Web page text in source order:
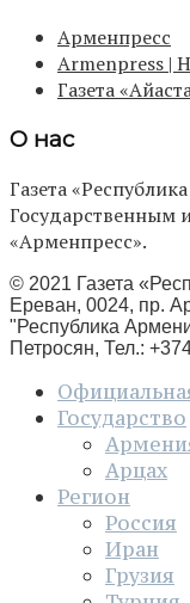
Арменпресс
Armenpress |
Газета
О нас
Газета
Государственным
«Арменпресс».
© 2021 Газета
Ереван, 0024, пр.
"Республика
Петросян, Тел.:
Государство
Арцах
Регион
Россия
Иран
Грузия